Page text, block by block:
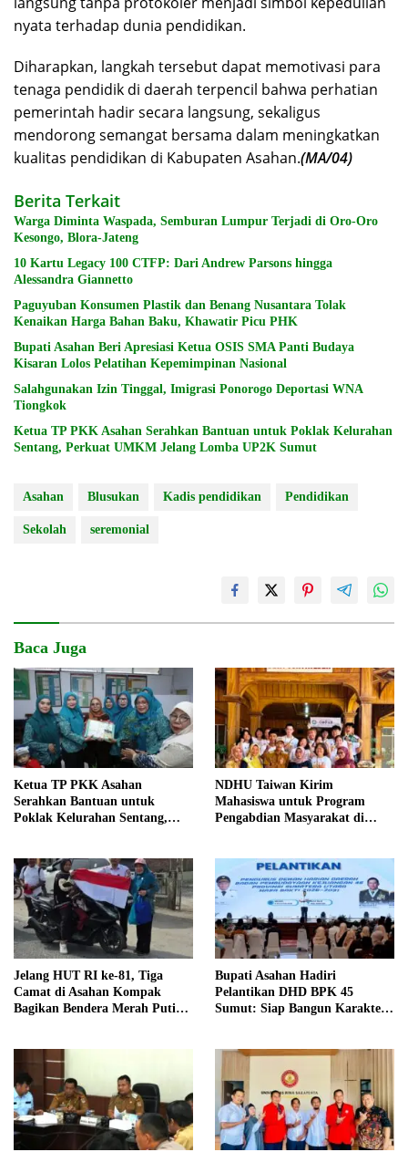
nyata terhadap dunia pendidikan.
Diharapkan, langkah tersebut dapat memotivasi para
tenaga pendidik di daerah terpencil bahwa perhatian
pemerintah hadir secara langsung, sekaligus
mendorong semangat bersama dalam meningkatkan
kualitas pendidikan di Kabupaten Asahan.(MA/04)
Berita Terkait
Warga Diminta Waspada, Semburan Lumpur Terjadi di Oro-Oro
Kesongo, Blora-Jateng
10 Kartu Legacy 100 CTFP: Dari Andrew Parsons hingga
Alessandra Giannetto
Paguyuban Konsumen Plastik dan Benang Nusantara Tolak
Kenaikan Harga Bahan Baku, Khawatir Picu PHK
Bupati Asahan Beri Apresiasi Ketua OSIS SMA Panti Budaya
Kisaran Lolos Pelatihan Kepemimpinan Nasional
Salahgunakan Izin Tinggal, Imigrasi Ponorogo Deportasi WNA
Tiongkok
Ketua TP PKK Asahan Serahkan Bantuan untuk Poklak Kelurahan
Sentang, Perkuat UMKM Jelang Lomba UP2K Sumut
Asahan Blusukan Kadis pendidikan Pendidikan
Sekolah seremonial
Baca Juga
Ketua TP PKK Asahan
Serahkan Bantuan untuk
Poklak Kelurahan Sentang,
NDHU Taiwan Kirim
Mahasiswa untuk Program
Pengabdian Masyarakat di
Jelang HUT RI ke-81, Tiga
Camat di Asahan Kompak
Bagikan Bendera Merah Putih
Bupati Asahan Hadiri
Pelantikan DHD BPK 45
Sumut: Siap Bangun Karakter